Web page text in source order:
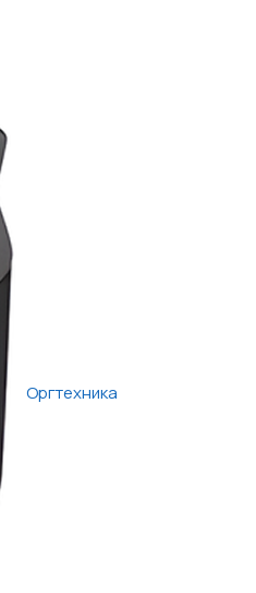
Оргтехника